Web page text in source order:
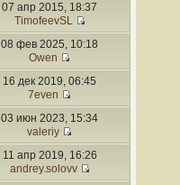
07 апр 2015, 18:37
TimofeevSL
08 фев 2025, 10:18
Owen
16 дек 2019, 06:45
7even
03 июн 2023, 15:34
valeriy
11 апр 2019, 16:26
andrey.solovv